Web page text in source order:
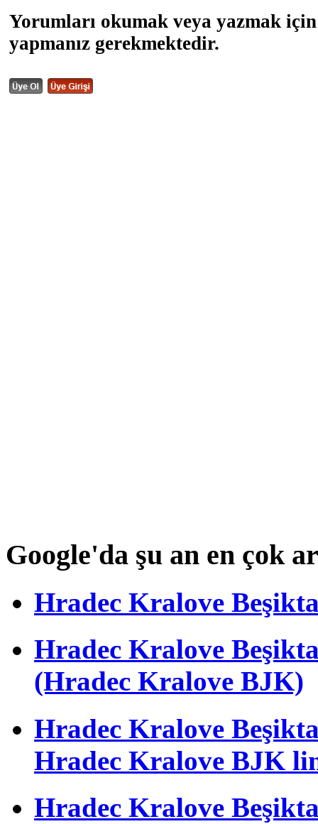
Yorumları okumak veya yazmak
yapmanız gerekmektedir.
Google'da şu an en çok
Hradec Kralove
Hradec Kralove
(Hradec Kralove BJK)
Hradec Kralove
Hradec Kralove BJK
Hradec Kralove